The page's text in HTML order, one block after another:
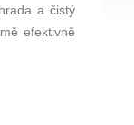
a čistý
efektivně